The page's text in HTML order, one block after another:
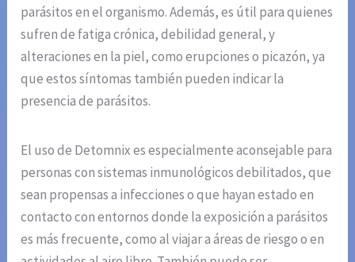
parásitos en el organismo. Además, es útil para quienes
sufren de fatiga crónica, debilidad general, y
alteraciones en la piel, como erupciones o picazón, ya
que estos síntomas también pueden indicar la
presencia de parásitos.
El uso de Detomnix es especialmente aconsejable para
personas con sistemas inmunológicos debilitados, que
sean propensas a infecciones o que hayan estado en
contacto con entornos donde la exposición a parásitos
es más frecuente, como al viajar a áreas de riesgo o en